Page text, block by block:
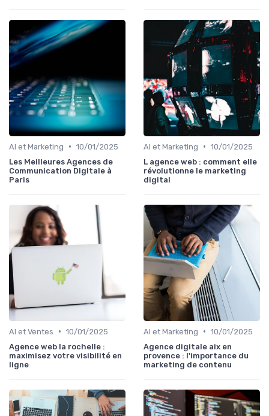
AI et Marketing • 10/01/2025
Les Meilleures Agences de
Communication Digitale à
Paris
AI et Marketing • 10/01/2025
L agence web : comment elle
révolutionne le marketing
digital
AI et Ventes • 10/01/2025
Agence web la rochelle :
maximisez votre visibilité en
ligne
AI et Marketing • 10/01/2025
Agence digitale aix en
provence : l'importance du
marketing de contenu